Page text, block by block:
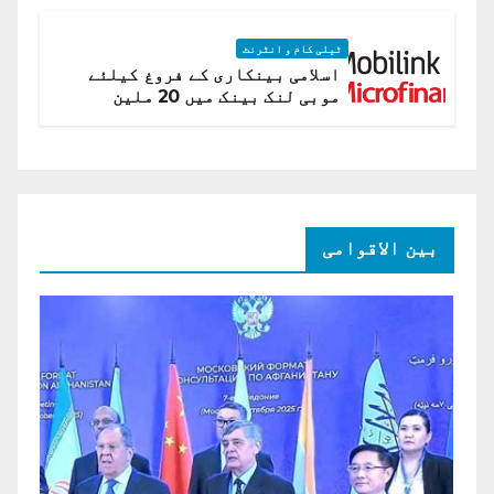
ٹیلی کام و انٹرنٹ
اسلامی بینکاری کے فروغ کیلئے
موبی لنک بینک میں 20 ملین
بین الاقوامی